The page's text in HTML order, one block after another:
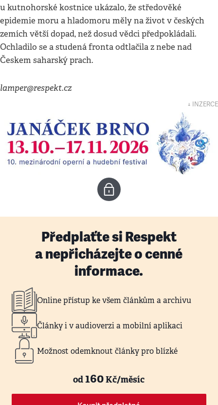
u kutnohorské kostnice ukázalo, že středověké
epidemie moru a hladomoru měly na život v českých
zemích větší dopad, než dosud vědci předpokládali.
Ochladilo se a studená fronta odtlačila z nebe nad
Českem saharský prach.
lamper@respekt.cz
↓ INZERCE
Předplaťte si Respekt
a nepřicházejte o cenné
informace.
Online přístup ke všem článkům a archivu
Články i v audioverzi a mobilní aplikaci
Možnost odemknout články pro blízké
od160Kč/měsíc